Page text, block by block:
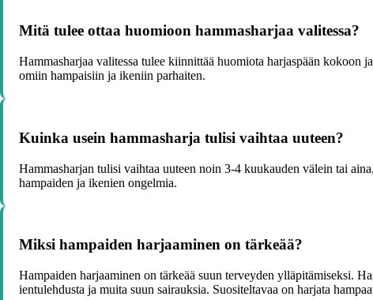
Mitä tulee ottaa huomioon hammasharjaa valitessa?
Hammasharjaa valitessa tulee kiinnittää huomiota harjaspään kokoon
omiin hampaisiin ja ikeniin parhaiten.
Kuinka usein hammasharja tulisi vaihtaa uuteen?
Hammasharjan tulisi vaihtaa uuteen noin 3-4 kuukauden välein tai
hampaiden ja ikenien ongelmia.
Miksi hampaiden harjaaminen on tärkeää?
Hampaiden harjaaminen on tärkeää suun terveyden ylläpitämiseksi.
ientulehdusta ja muita suun sairauksia. Suositeltavaa on harjata